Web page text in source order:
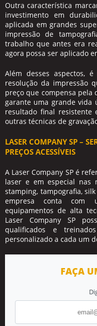
Outra característica
investimento em
aplicada em grandes
impressão de
trabalho que antes era
agora possa ser aplicado
Além desses aspectos,
resolução da impressão
preço que compensa pela
garante uma grande vida
resultado final resistente
outras técnicas de
LASER COMPANY SP –
PREÇOS ACESSÍVEIS
A Laser Company SP é
laser e em especial nas
stamping, tampografia,
empresa conta com
equipamentos de alta
Laser Company SP
qualificados e
personalizado a cada um
FAÇA